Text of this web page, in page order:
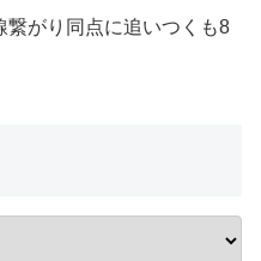
がり同点に追いつくも8